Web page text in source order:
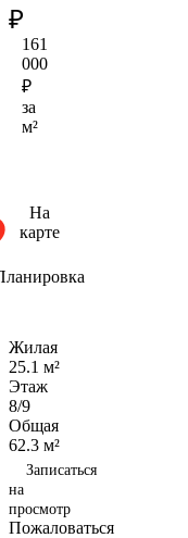
₽
161
000
₽
за
м²
На
карте
Жилая
25.1 м²
Этаж
8/9
Общая
62.3 м²
Записаться
на
просмотр
Пожаловаться